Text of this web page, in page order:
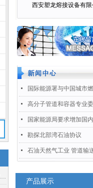
西安塑龙熔接设备有限
넷
넷 高分子管道和容器专业
넷 国家能源局要求增加国
넷 勘探北部湾石油协议
넷 石油天然气工业 管道输
产品展示
举办2019年特种设备作业人员非金属（PE）焊接培训通知